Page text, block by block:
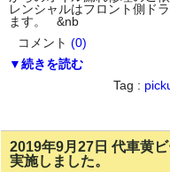
レンシャルはフロント側ド
ます。 &nb
コメント (0)
▼続きを読む
Tag :
2019年9月27日 代車黄
実施しました。